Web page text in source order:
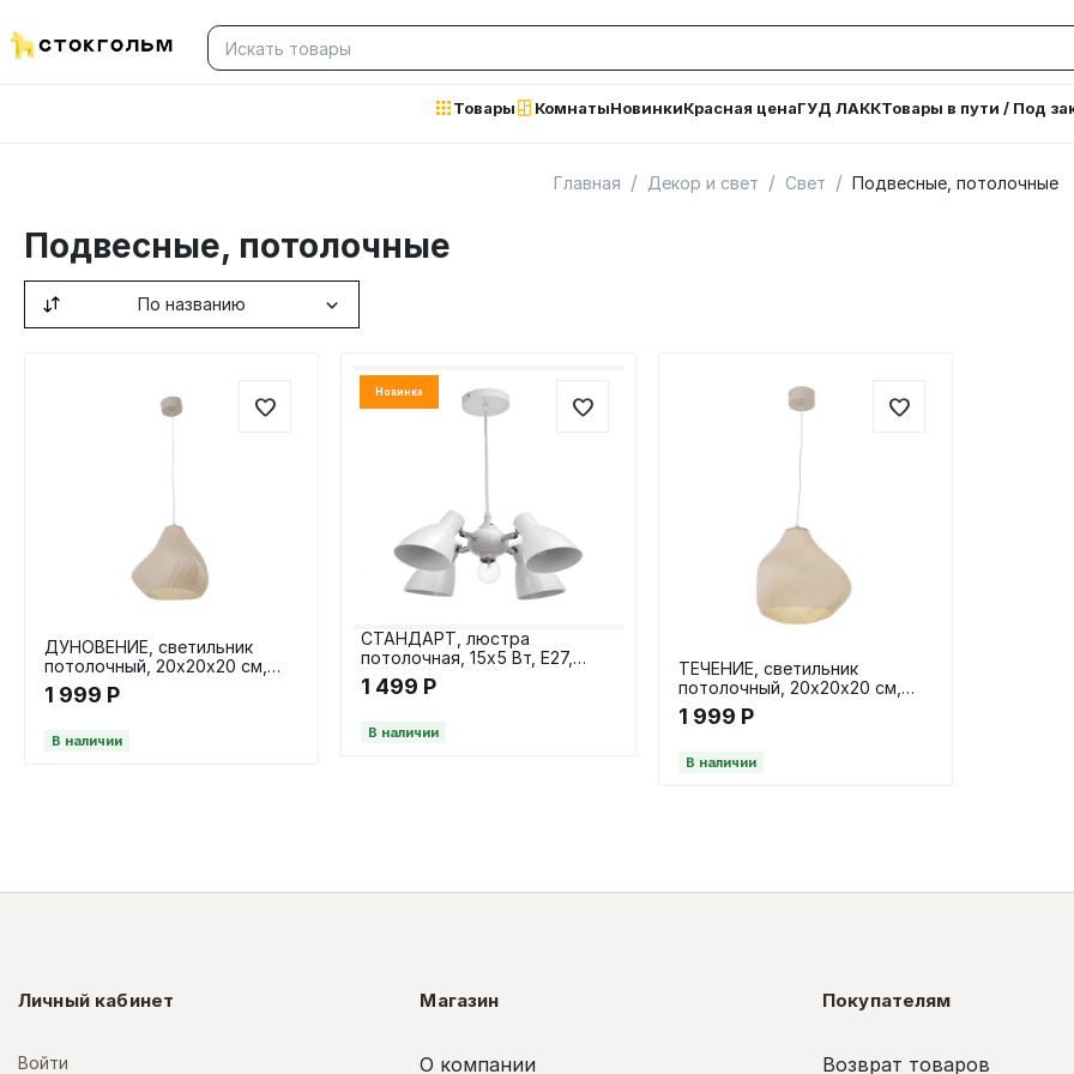
Товары КомнатыНовинкиКрасная ценаГУД ЛАККТовары в пути / Под
Главная / Декор и свет / Свет / Подвесные, потолочные
Подвесные, потолочные
По названию
ДУНОВЕНИЕ, светильник
потолочный, 20х20х20 см,
Е27, бежевый
1 999 Р
В наличии
Новинка
СТАНДАРТ, люстра
потолочная, 15х5 Вт, Е27,
28х18 см, белый
1 499 Р
В наличии
ТЕЧЕНИЕ, светильник
потолочный, 20х20х20 см,
Е27, бежевый
1 999 Р
В наличии
Личный кабинет
Войти
Магазин
О компании
Покупателям
Возврат товаров